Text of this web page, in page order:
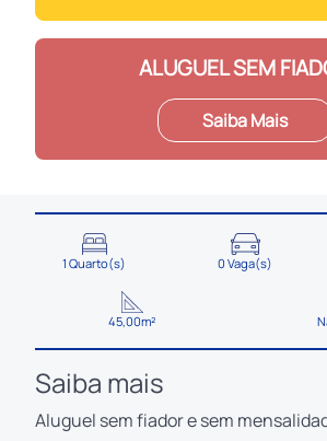
ALUGUEL SEM
Saiba Mais
1 Quarto(s) 0 Vaga(s)
45,00m²
Saiba mais
Aluguel sem fiador e sem